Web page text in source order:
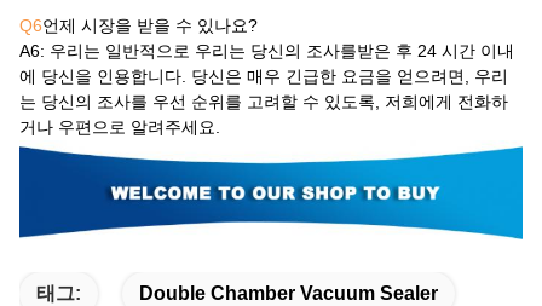
Q6언제 시장을 받을 수 있나요?
A6: 우리는 일반적으로 우리는 당신의 조사를받은 후 24 시간 이내
에 당신을 인용합니다. 당신은 매우 긴급한 요금을 얻으려면, 우리
는 당신의 조사를 우선 순위를 고려할 수 있도록, 저희에게 전화하
거나 우편으로 알려주세요.
태그: Double Chamber Vacuum Sealer